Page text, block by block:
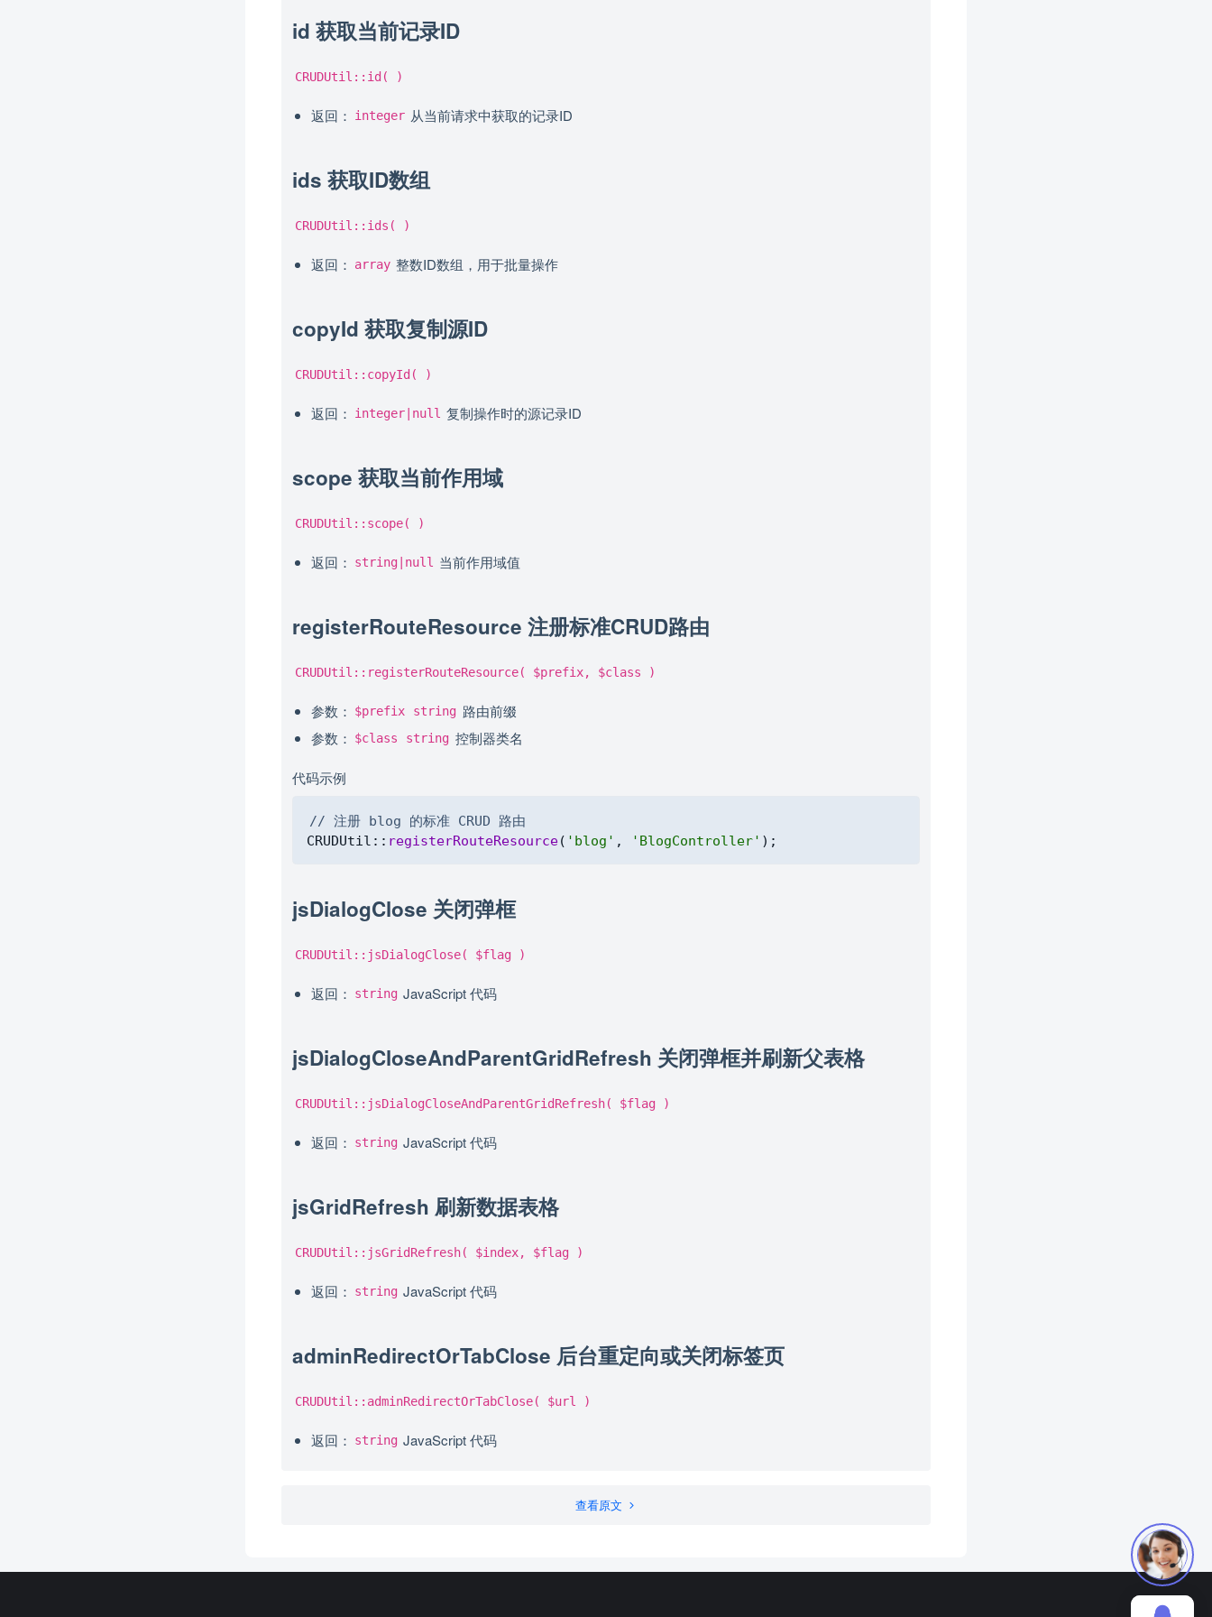
id 获取当前记录ID
CRUDUtil::id( )
返回： integer 从当前请求中获取的记录ID
ids 获取ID数组
CRUDUtil::ids( )
返回： array 整数ID数组，用于批量操作
copyId 获取复制源ID
CRUDUtil::copyId( )
返回： integer|null 复制操作时的源记录ID
scope 获取当前作用域
CRUDUtil::scope( )
返回： string|null 当前作用域值
registerRouteResource 注册标准CRUD路由
CRUDUtil::registerRouteResource( $prefix, $class )
参数： $prefix string 路由前缀
参数：
$class string 控制器类名
代码示例
// 注册 blog 的标准 CRUD 路由
CRUDUtil :: registerRouteResource( 'blog' , 'BlogController' ) ;
jsDialogClose 关闭弹框
CRUDUtil::jsDialogClose( $flag )
返回： string JavaScript 代码
jsDialogCloseAndParentGridRefresh 关闭弹框并刷新父表格
CRUDUtil::jsDialogCloseAndParentGridRefresh( $flag )
返回： string JavaScript 代码
jsGridRefresh 刷新数据表格
CRUDUtil::jsGridRefresh( $index, $flag )
返回： string JavaScript 代码
adminRedirectOrTabClose 后台重定向或关闭标签页
CRUDUtil::adminRedirectOrTabClose( $url )
返回： string JavaScript 代码
查看原文